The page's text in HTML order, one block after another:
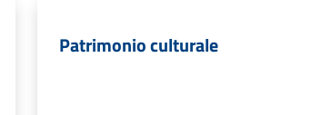
Patrimonio culturale